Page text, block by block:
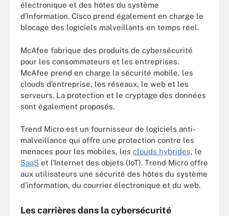
électronique et des hôtes du système
d’information. Cisco prend également en charge le
blocage des logiciels malveillants en temps réel.
McAfee fabrique des produits de cybersécurité
pour les consommateurs et les entreprises.
McAfee prend en charge la sécurité mobile, les
clouds d’entreprise, les réseaux, le web et les
serveurs. La protection et le cryptage des données
sont également proposés.
Trend Micro est un fournisseur de logiciels anti-
malveillance qui offre une protection contre les
menaces pour les mobiles, les clouds hybrides, le
SaaS et l’Internet des objets (IoT). Trend Micro offre
aux utilisateurs une sécurité des hôtes du système
d’information, du courrier électronique et du web.
Les carrières dans la cybersécurité